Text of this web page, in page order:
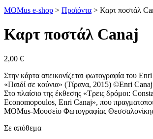
MOMus e-shop > Προϊόντα > Καρτ ποστάλ
Καρτ ποστάλ Canaj
2,00 €
Στην κάρτα απεικονίζεται φωτογραφία του
«Παιδί σε κούνια» (Τίρανα, 2015) ©Enri
Στο πλαίσιο της έκθεσης «Τρεις δρόμοι:
Economopoulos, Enri Canaj», που
MOMus-Μουσείο Φωτογραφίας
Σε απόθεμα